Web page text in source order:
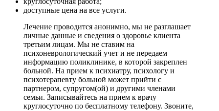
доступные цена на все услуги.
Лечение проводится анонимно, мы не разглашает
личные данные и сведения о здоровье клиента
третьим лицам. Мы не ставим на
психоневрологический учет и не передаем
информацию поликлинике, в которой закреплен
больной. На прием к психиатру, психологу и
психотерапевту больной может прийти с
партнером, супругом(ой) и другими членами
семьи. Записывайтесь на прием к врачу
круглосуточно по бесплатному телефону. Звоните,